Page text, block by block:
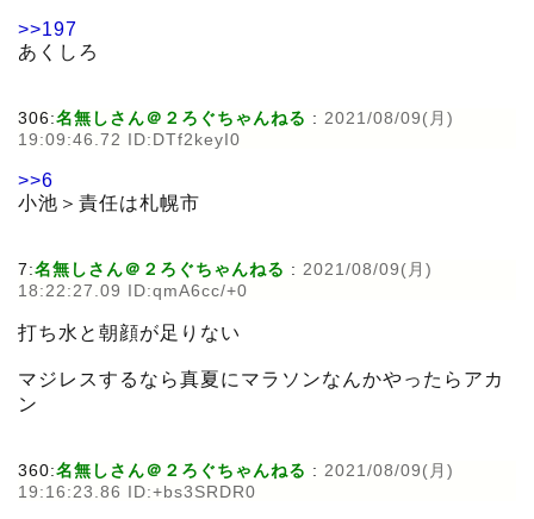
>>197
あくしろ
306:名無しさん＠２ろぐちゃんねる : 2021/08/09(月)
19:09:46.72 ID:DTf2keyI0
>>6
小池＞責任は札幌市
7:名無しさん＠２ろぐちゃんねる : 2021/08/09(月)
18:22:27.09 ID:qmA6cc/+0
打ち水と朝顔が足りない
マジレスするなら真夏にマラソンなんかやったらアカ
ン
360:名無しさん＠２ろぐちゃんねる : 2021/08/09(月)
19:16:23.86 ID:+bs3SRDR0